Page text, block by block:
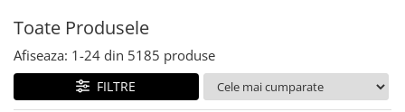
Procesoare si efecte
Shockmount
Stabilizatoare de tensiune UPS si
Power Conditioner
Toate Produsele
Afiseaza: 1-24 din 5185 produse
FILTRE